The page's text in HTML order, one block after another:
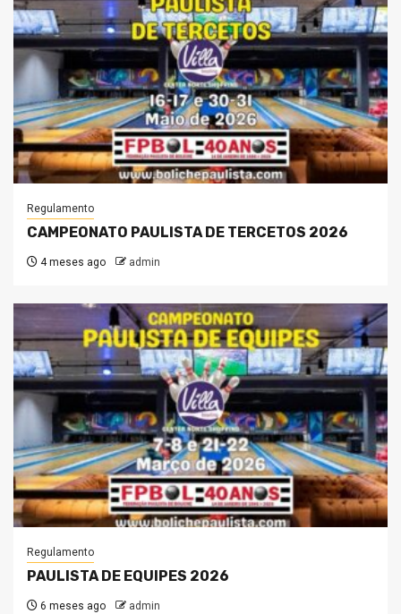
Regulamento
CAMPEONATO PAULISTA DE TERCETOS 2026
4 meses ago admin
Regulamento
PAULISTA DE EQUIPES 2026
6 meses ago admin